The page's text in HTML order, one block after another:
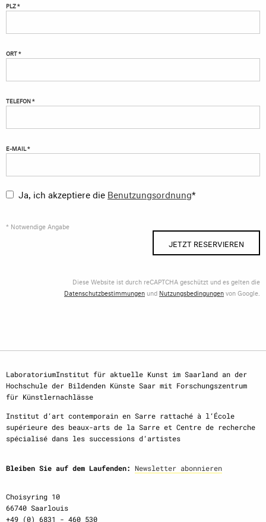
PLZ *
ORT *
TELEFON *
E-MAIL *
Ja, ich akzeptiere die Benutzungsordnung*
* Notwendige Angabe
JETZT RESERVIEREN
Diese Website ist durch reCAPTCHA geschützt und es gelten die
Datenschutzbestimmungen und Nutzungsbedingungenvon Google.
LaboratoriumInstitut für aktuelle Kunst im Saarland an der
Hochschule der Bildenden Künste Saar mit Forschungszentrum
für Künstlernachlässe
Institut d‘art contemporain en Sarre rattaché à l‘École
supérieure des beaux-arts de la Sarre et Centre de recherche
spécialisé dans les successions d‘artistes
Bleiben Sie auf dem Laufenden: Newsletter abonnieren
Choisyring 10
66740 Saarlouis
+49 (0) 6831 - 460 530